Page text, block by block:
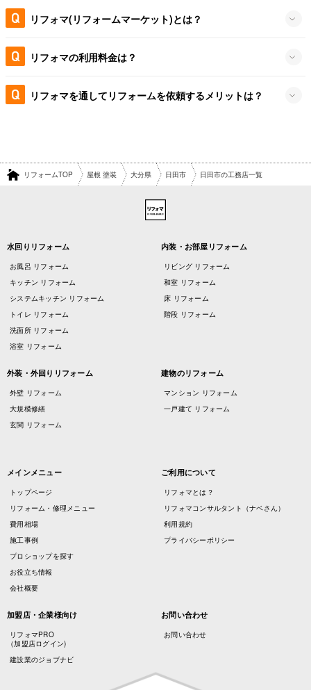
リフォマ(リフォームマーケット)とは？
リフォマの利用料金は？
リフォマを通してリフォームを依頼するメリットは？
リフォームTOP 屋根 塗装 大分県 日田市 日田市の工務店一覧
水回りリフォーム
お風呂 リフォーム
キッチン リフォーム
システムキッチン リフォーム
トイレ リフォーム
洗面所 リフォーム
浴室 リフォーム
内装・お部屋リフォーム
リビング リフォーム
和室 リフォーム
床 リフォーム
階段 リフォーム
外装・外回りリフォーム
外壁 リフォーム
大規模修繕
玄関 リフォーム
建物のリフォーム
マンション リフォーム
一戸建て リフォーム
メインメニュー
トップページ
リフォーム・修理メニュー
費用相場
施工事例
プロショップを探す
お役立ち情報
会社概要
ご利用について
リフォマとは？
リフォマコンサルタント（ナベさん）
利用規約
プライバシーポリシー
加盟店・企業様向け
リフォマPRO
（加盟店ログイン)
建設業のジョブナビ
お問い合わせ
お問い合わせ